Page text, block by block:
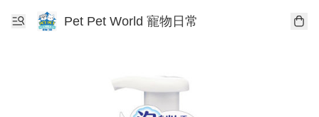
Pet Pet World 寵物日常